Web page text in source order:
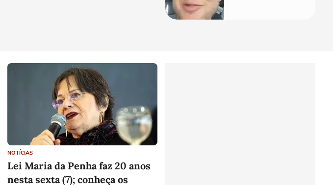
NOTÍCIAS
Lei Maria da Penha faz 20 anos
nesta sexta (7); conheça os